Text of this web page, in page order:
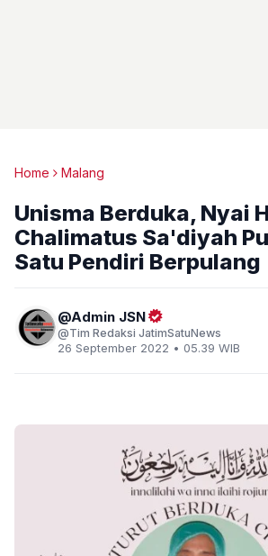
Home Malang
Unisma Berduka, Nyai
Chalimatus Sa'diyah
Satu Pendiri Berpulang
Admin JSN
Tim Redaksi JatimSatuNews
26 September 2022 • 05.39 WIB